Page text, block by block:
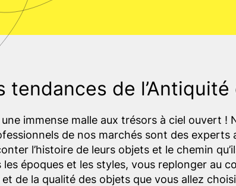
tendances de
immense malle aux trésors à ciel ouvert
de nos marchés sont des
l’histoire de leurs objets et le chemin
les époques et les styles, vous replonger
de la qualité des objets que vous allez